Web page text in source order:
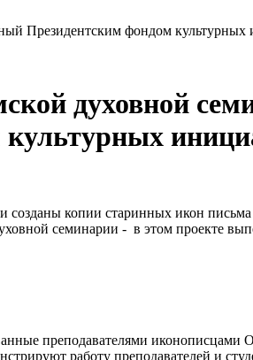
Президентским фондом
духовной
копии старинных икон
семинарии - в этом проекте
преподавателями
работу преподавателей и